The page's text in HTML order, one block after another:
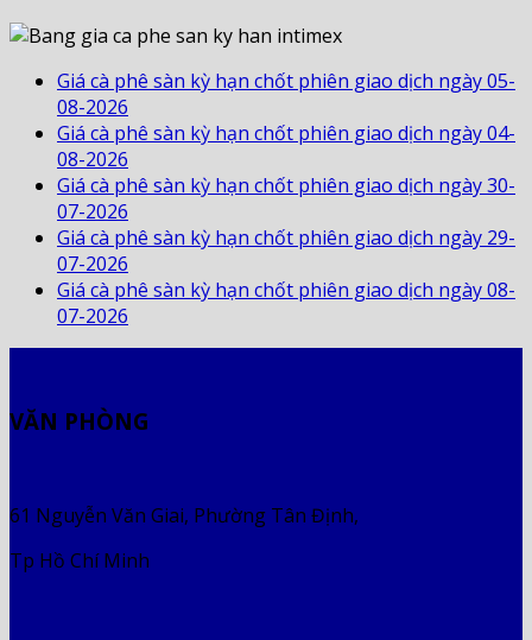
Giá cà phê sàn kỳ hạn chốt phiên giao dịch ngày 05-
08-2026
Giá cà phê sàn kỳ hạn chốt phiên giao dịch ngày 04-
08-2026
Giá cà phê sàn kỳ hạn chốt phiên giao dịch ngày 30-
07-2026
Giá cà phê sàn kỳ hạn chốt phiên giao dịch ngày 29-
07-2026
Giá cà phê sàn kỳ hạn chốt phiên giao dịch ngày 08-
07-2026
VĂN PHÒNG
61 Nguyễn Văn Giai, Phường Tân Định,
Tp Hồ Chí Minh